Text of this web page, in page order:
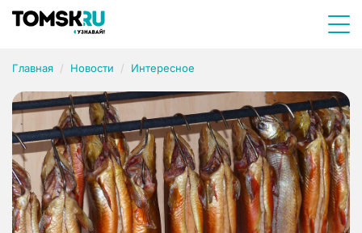
Главная Новости Интересное